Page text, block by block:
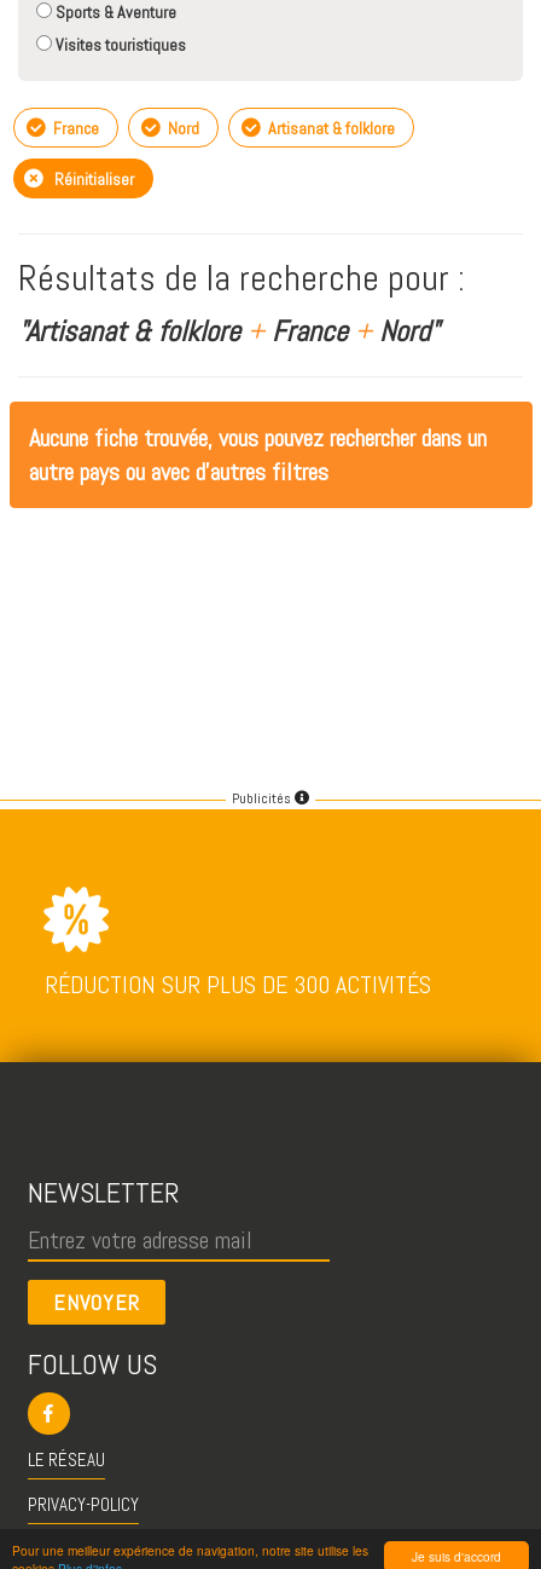
Je suis d'accord
Pour une meilleur expérience de navigation, notre site utilise les
Sports & Aventure
Visites touristiques
France Nord Artisanat & folklore
Réinitialiser
Résultats de la recherche pour :
"Artisanat & folklore +France +Nord"
Aucune fiche trouvée, vous pouvez rechercher dans un
autre pays ou avec d'autres filtres
Publicités
RÉDUCTION SUR PLUS DE 300 ACTIVITÉS
NEWSLETTER
ENVOYER
FOLLOW US
LE RÉSEAU
PRIVACY-POLICY
CGU